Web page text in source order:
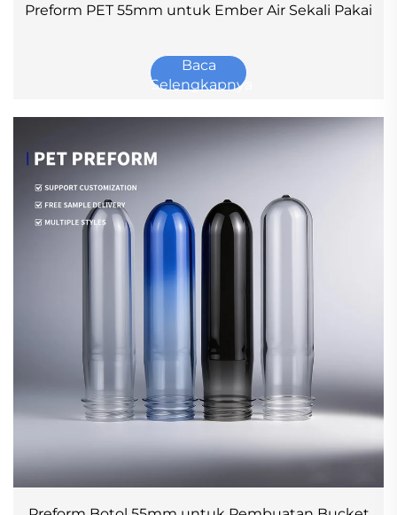
Preform PET 55mm untuk Ember Air Sekali Pakai
Baca
Selengkapnya